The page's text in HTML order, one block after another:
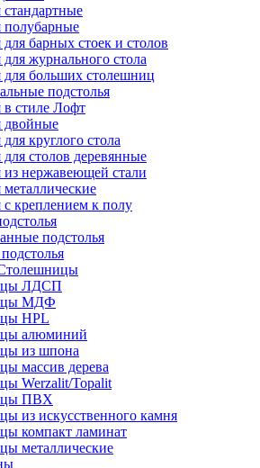
стандартные
полубарные
барных стоек и столов
журнального стола
для больших столешниц
подстолья
в стиле Лофт
двойные
круглого стола
для столов деревянные
из нержавеющей стали
с креплением к полу
подстолья
ЛДСП
МДФ
HPL
алюминий
из шпона
массив дерева
Werzalit/Topalit
ПВХ
из искусственного камня
компакт ламинат
металлические